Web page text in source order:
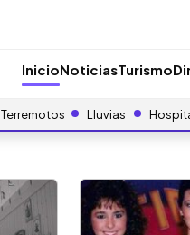
InicioNoticiasTurismo
Terremotos Lluvias